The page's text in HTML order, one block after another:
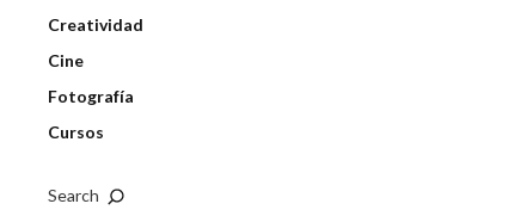
Creatividad
Cine
Fotografía
Cursos
Search